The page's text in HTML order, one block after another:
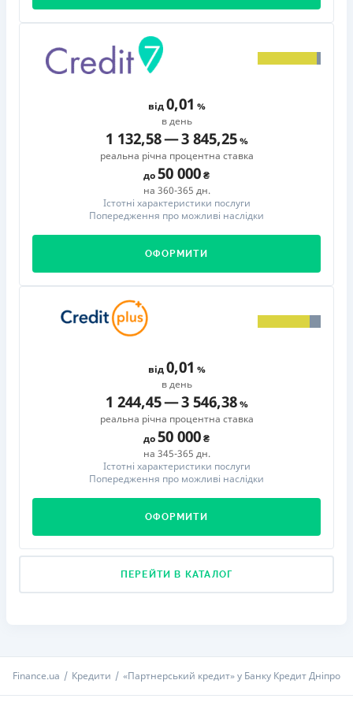
від0,01
в день
1 132,58—3 845,25
реальна річна процентна ставка
до50 000
на 360-365 дн.
Істотні характеристики послуги
Попередження про можливі наслідки
ОФОРМИТИ
від0,01
в день
1 244,45—3 546,38
реальна річна процентна ставка
до50 000
на 345-365 дн.
Істотні характеристики послуги
Попередження про можливі наслідки
ОФОРМИТИ
ПЕРЕЙТИ В КАТАЛОГ
Finance.ua Кредити «Партнерський кредит» у Банку Кредит Дніпро